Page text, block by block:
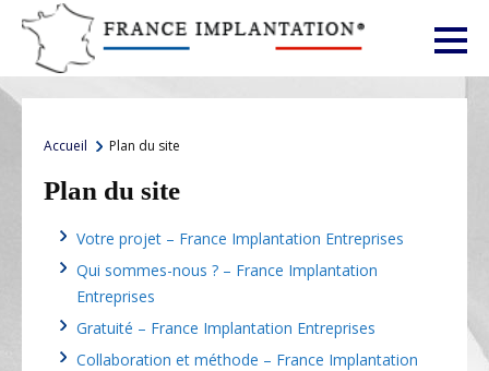
Accueil
Gratuité
Collaboration et méthode
Conseils aux dirigeants
Les facteurs de localisation
Faits et chiffres
Accueil Plan du site
Plan du site
Votre projet – France Implantation Entreprises
Qui sommes-nous ? – France Implantation
Entreprises
Gratuité – France Implantation Entreprises
Collaboration et méthode – France Implantation